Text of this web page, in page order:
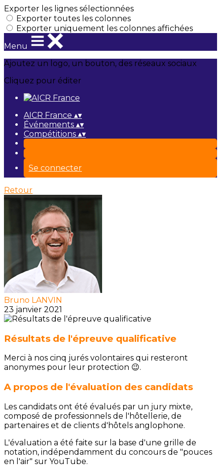
Exporter les lignes sélectionnées
Exporter toutes les colonnes
Exporter uniquement les colonnes affichées
Menu
Ajoutez un logo, un bouton, des réseaux sociaux
Cliquez pour éditer
AICR France ▴▾
Événements ▴▾
Compétitions ▴▾
Se connecter
Retour
Bruno LANVIN
23 janvier 2021
Résultats de l'épreuve qualificative
Merci à nos cinq jurés volontaires qui resteront
anonymes pour leur protection 😉.
A propos de l'évaluation des candidats
Les candidats ont été évalués par un jury mixte,
composé de professionnels de l'hôtellerie, de
partenaires et de clients d'hôtels anglophone.
L'évaluation a été faite sur la base d'une grille de
notation, indépendamment du concours de "pouces
en l'air" sur YouTube.